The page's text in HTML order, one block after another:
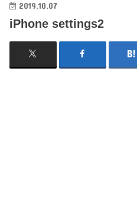
2019.10.07
iPhone settings2